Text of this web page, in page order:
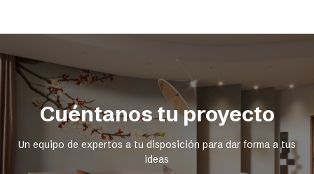
Cuéntanos tu proyecto
Un equipo de expertos a tu disposición para dar forma a tus
ideas